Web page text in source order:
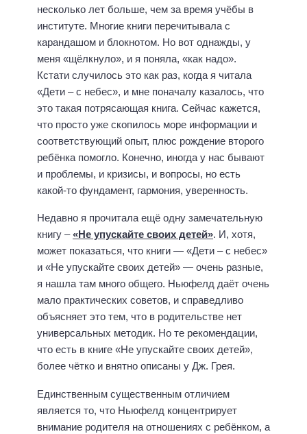
несколько лет больше, чем за время учёбы в
институте. Многие книги перечитывала с
карандашом и блокнотом. Но вот однажды, у
меня «щёлкнуло», и я поняла, «как надо».
Кстати случилось это как раз, когда я читала
«Дети – с небес», и мне поначалу казалось, что
это такая потрясающая книга. Сейчас кажется,
что просто уже скопилось море информации и
соответствующий опыт, плюс рождение второго
ребёнка помогло. Конечно, иногда у нас бывают
и проблемы, и кризисы, и вопросы, но есть
какой-то фундамент, гармония, уверенность.
Недавно я прочитала ещё одну замечательную
книгу –«Не упускайте своих детей». И, хотя,
может показаться, что книги — «Дети – с небес»
и «Не упускайте своих детей» — очень разные,
я нашла там много общего. Ньюфелд даёт очень
мало практических советов, и справедливо
объясняет это тем, что в родительстве нет
универсальных методик. Но те рекомендации,
что есть в книге «Не упускайте своих детей»,
более чётко и внятно описаны у Дж. Грея.
Единственным существенным отличием
является то, что Ньюфелд концентрирует
внимание родителя на отношениях с ребёнком, а